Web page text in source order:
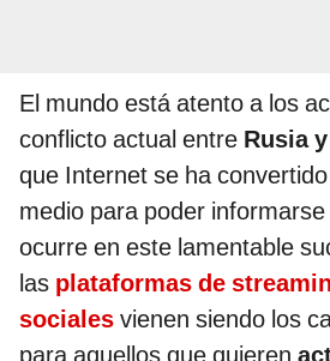
El mundo está atento a los
conflicto actual entre Rusia
que Internet se ha
medio para poder
ocurre en este lamentable
las plataformas de
sociales vienen siendo los
para aquellos que quieren